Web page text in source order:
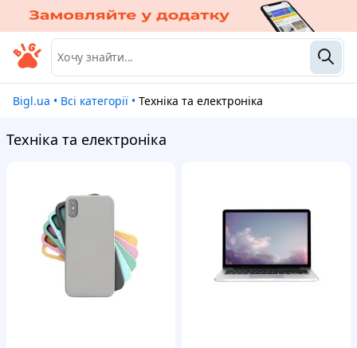
Bigl.ua • Всі категорії • Техніка та електроніка
Техніка та електроніка